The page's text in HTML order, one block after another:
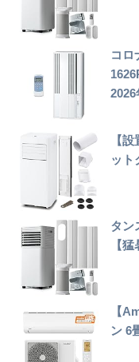
コロ
【
ット
タン
【
【
ン 6